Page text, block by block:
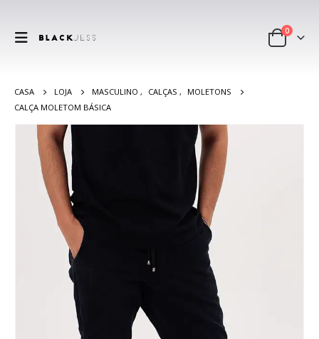
0
CASA LOJA MASCULINO , CALÇAS ,
MOLETONS
CALÇA MOLETOM BÁSICA